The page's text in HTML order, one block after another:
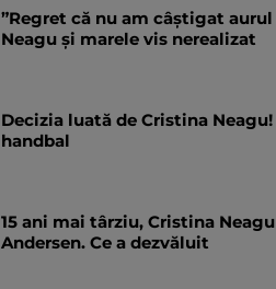
”Regret că nu am câștigat
Neagu și marele vis nerealizat
Decizia luată de Cristina
handbal
15 ani mai târziu, Cristina
Andersen. Ce a dezvăluit